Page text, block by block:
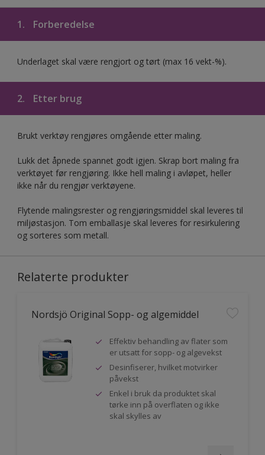
1. Forberedelse
Underlaget skal være rengjort og tørt (max 16 vekt-%).
2. Etter brug
Brukt verktøy rengjøres omgående etter maling.
Lukk det åpnede spannet godt igjen. Skrap bort maling fra
verktøyet før rengjøring. Ikke hell maling i avløpet, heller
ikke når du rengjør verktøyene.
Flytende malingsrester og rengjøringsmiddel skal leveres til
miljøstasjon. Tom emballasje skal leveres for resirkulering
og sorteres som metall.
Relaterte produkter
Nordsjö Original Sopp- og algemiddel
Effektiv behandling av flater som
er utsatt for sopp- og algevekst
Desinfiserer, hvilket motvirker
påvekst
Enkel i bruk da produktet skal
tørke inn på overflaten og ikke
skal skylles av